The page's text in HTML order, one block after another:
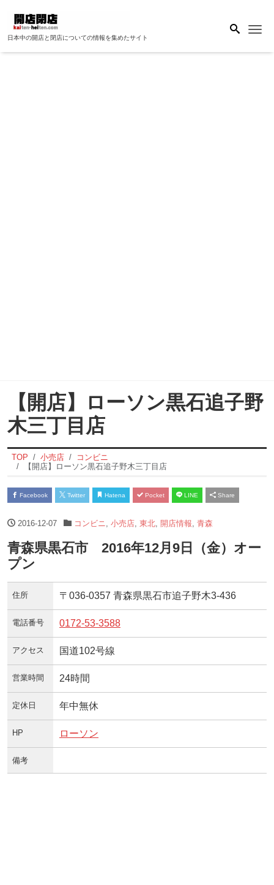
日本中の開店と閉店についての情報を集めたサイト
【開店】ローソン黒石追子野
木三丁目店
TOP 小売店
コンビニ
【開店】ローソン黒石追子野木三丁目店
Facebook Twitter Hatena Pocket LINE Share
2016-12-07 コンビニ 小売店, 東北, 開店情報 青森
青森県黒石市 2016年12月9日（金）オー
プン
住所 〒036-0357 青森県黒石市追子野木3‐436
電話番号 0172-53-3588
アクセス 国道102号線
営業時間 24時間
定休日 年中無休
HP ローソン
備考